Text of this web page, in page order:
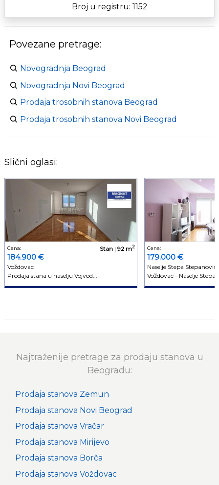
Broj u registru: 1152
Povezane pretrage:
Novogradnja Beograd
Novogradnja Novi Beograd
Prodaja trosobnih stanova Beograd
Prodaja trosobnih stanova Novi Beograd
Slični oglasi:
Cena:
184.900 €
Stan| 92 m2
Voždovac
Prodaja stana u naselju Vojvod...
Cena:
179.000 €
Naselje Stepa Stepanović
Voždovac - Naselje Stepa
Najtraženije pretrage za prodaju stanova u
Beogradu:
Prodaja stanova Zemun
Prodaja stanova Novi Beograd
Prodaja stanova Vračar
Prodaja stanova Mirijevo
Prodaja stanova Borča
Prodaja stanova Voždovac